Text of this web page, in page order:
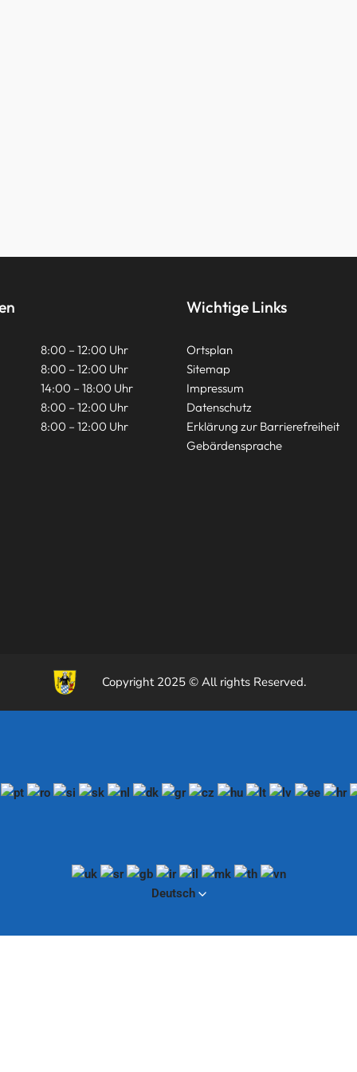
8:00 – 12:00 Uhr
8:00 – 12:00 Uhr
14:00 – 18:00 Uhr
8:00 – 12:00 Uhr
8:00 – 12:00 Uhr
Wichtige Links
Ortsplan
Sitemap
Impressum
Datenschutz
Erklärung zur Barrierefreiheit
Gebärdensprache
Copyright 2025 © All rights Reserved.
Deutsch